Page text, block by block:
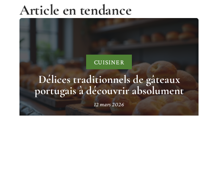
Article en tendance
CUISINER
Délices traditionnels de gâteaux
portugais à découvrir absolument
12 mars 2026